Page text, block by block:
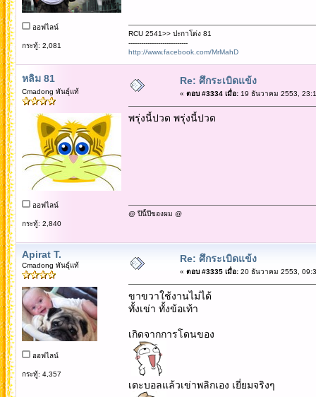
ออฟไลน์
กระทู้: 2,081
RCU 2541>> ปะกาโด่ง 81
----------------------------
http://www.facebook.com/MrMahD
หลิม 81
Cmadong พันธุ์แท้
ออฟไลน์
กระทู้: 2,840
Re: ศึกระเบิดแข้ง
« ตอบ #3334 เมื่อ:19 ธันวาคม 2553,
พรุ่งนี้ปวด พรุ่งนี้ปวด
@ ปีนี้ปีของผม @
Apirat T.
Cmadong พันธุ์แท้
ออฟไลน์
กระทู้: 4,357
Re: ศึกระเบิดแข้ง
« ตอบ #3335 เมื่อ:20 ธันวาคม 2553,
ขาขวาใช้งานไม่ได้
ทั้งเข่า ทั้งข้อเท้า
เกิดจากการโดนของ
เตะบอลแล้วเข่าพลิกเอง เยี่ยมจริงๆ